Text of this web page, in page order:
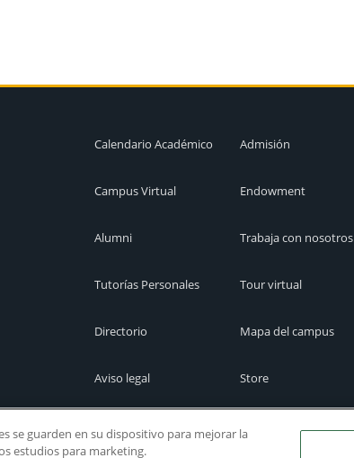
Calendario Académico
Campus Virtual
Alumni
Tutorías Personales
Directorio
Aviso legal
Admisión
Endowment
Trabaja con nosotros
Tour virtual
Mapa del campus
Store
se guarden en su dispositivo para mejorar la
estudios para marketing.